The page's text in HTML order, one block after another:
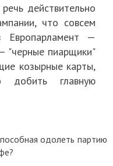
действительно
что совсем
—
"черные пиарщики"
козырные карты,
добить главную
одолеть партию